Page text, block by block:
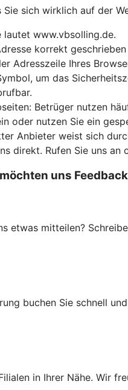
Sie sich wirklich auf der
lautet www.vbsolling.de.
korrekt
Adresszeile Ihres
um das
Betrüger nutzen
oder nutzen Sie ein
Anbieter weist sich
direkt. Rufen Sie uns
uns
etwas mitteilen?
buchen Sie schnell
in Ihrer Nähe. Wir